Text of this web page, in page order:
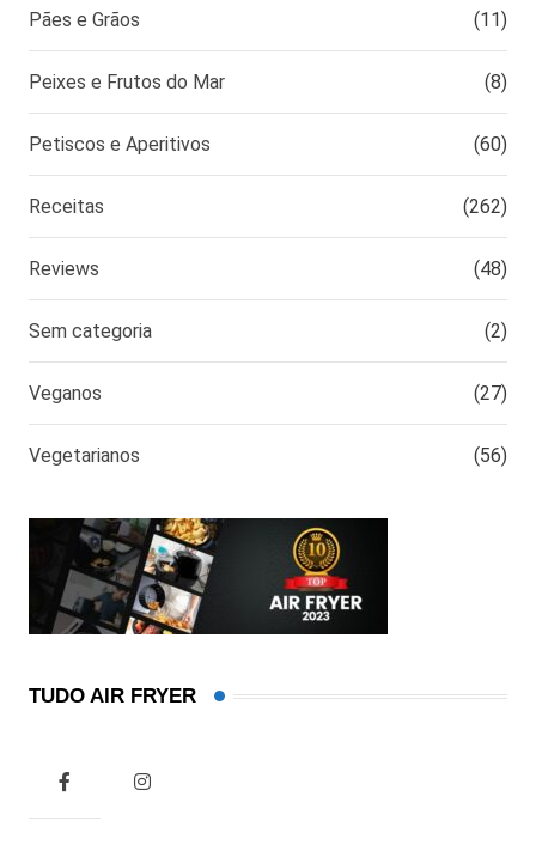
Pães e Grãos (11)
Peixes e Frutos do Mar (8)
Petiscos e Aperitivos (60)
Receitas (262)
Reviews (48)
Sem categoria (2)
Veganos (27)
Vegetarianos (56)
TUDO AIR FRYER